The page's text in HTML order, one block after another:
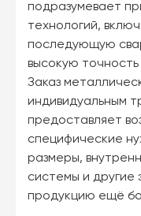
подразумевает
технологий,
последующую
высокую
Заказ
индивидуальным
предоставляет
специфические
размеры,
системы и
продукцию ещё